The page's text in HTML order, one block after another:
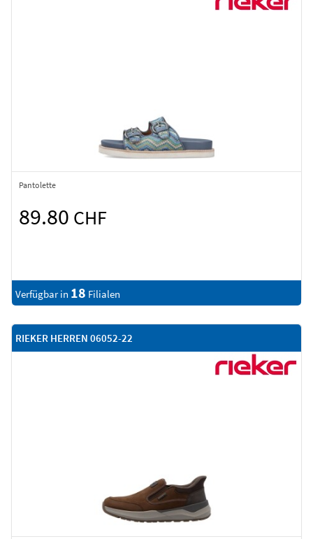
Pantolette
89.80 CHF
Verfügbar in 18 Filialen
RIEKER HERREN 06052-22